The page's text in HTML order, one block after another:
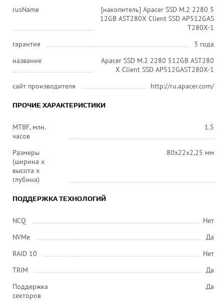
rusName
[накопитель] Apacer SSD M.2 2280 5
12GB AST280X Client SSD AP512GAS
T280X-1
гарантия
3 года
название
Apacer SSD M.2 2280 512GB AST280
X Client SSD AP512GAST280X-1
сайт производителя
http://ru.apacer.com/
ПРОЧИЕ ХАРАКТЕРИСТИКИ
MTBF, млн.
часов
1.5
Размеры
(ширина x
высота x
глубина)
80х22х2,25 мм
ПОДДЕРЖКА ТЕХНОЛОГИЙ
NCQ
Нет
NVMe
Да
RAID 10
Нет
TRIM
Да
Поддержка
секторов
Да